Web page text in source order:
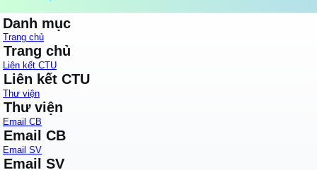
Danh mục
Trang chủ
Trang chủ
Liên kết CTU
Liên kết CTU
Thư viện
Thư viện
Email CB
Email CB
Email SV
Email SV